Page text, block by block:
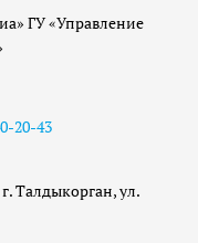
ГУ «Управление
20-43
Талдыкорган, ул.